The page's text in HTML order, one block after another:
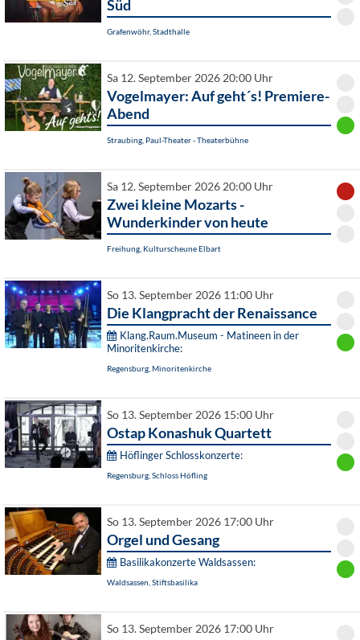
Süd
Grafenwöhr, Stadthalle
Sa 12. September 2026 20:00 Uhr
Vogelmayer: Auf geht´s! Premiere-
Abend
Straubing, Paul-Theater - Theaterbühne
Sa 12. September 2026 20:00 Uhr
Zwei kleine Mozarts -
Wunderkinder von heute
Freihung, Kulturscheune Elbart
So 13. September 2026 11:00 Uhr
Die Klangpracht der Renaissance
Klang.Raum.Museum - Matineen in der
Minoritenkirche:
Regensburg, Minoritenkirche
So 13. September 2026 15:00 Uhr
Ostap Konashuk Quartett
Höflinger Schlosskonzerte:
Regensburg, Schloss Höfling
So 13. September 2026 17:00 Uhr
Orgel und Gesang
Basilikakonzerte Waldsassen:
Waldsassen, Stiftsbasilika
So 13. September 2026 17:00 Uhr